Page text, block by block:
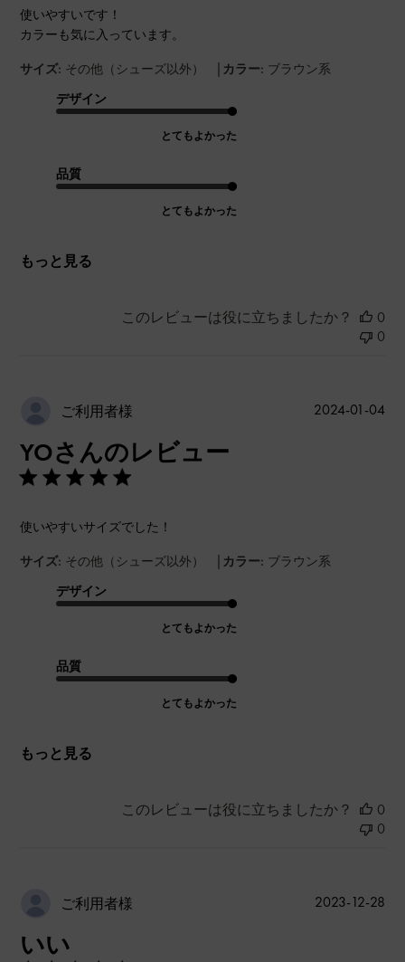
使いやすいです！
カラーも気に入っています。
サイズ: その他（シューズ以外） | カラー: ブラウン系
デザイン
とてもよかった
品質
とてもよかった
もっと見る
このレビューは役に立ちましたか？
0
0
ご利用者様
YOさんのレビュー
使いやすいサイズでした！
サイズ: その他（シューズ以外） | カラー: ブラウン系
デザイン
とてもよかった
品質
とてもよかった
もっと見る
公
2024-01-04
このレビューは役に立ちましたか？
0
0
ご利用者様
いい
公
2023-12-28